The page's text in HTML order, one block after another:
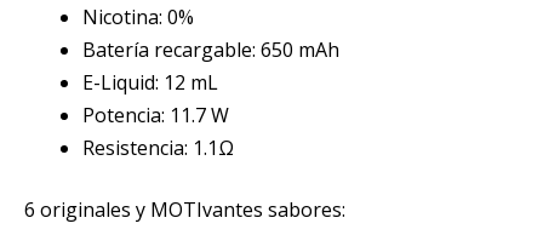
Nicotina: 0%
Batería recargable: 650 mAh
E-Liquid: 12 mL
Potencia: 11.7 W
Resistencia: 1.1Ω
6 originales y MOTIvantes sabores: